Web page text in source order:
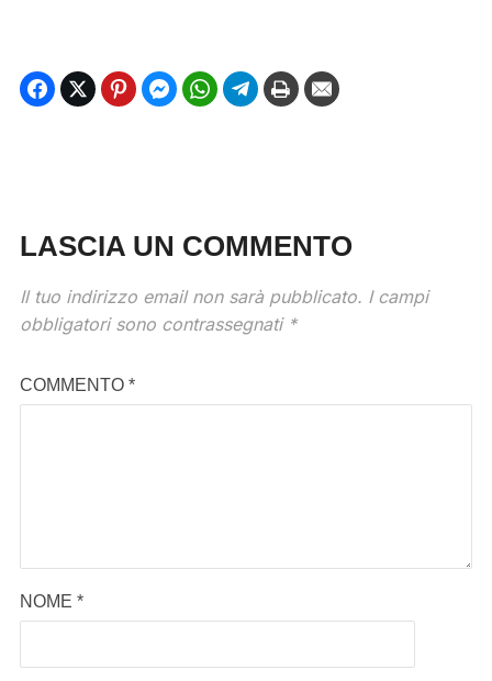
LASCIA UN COMMENTO
Il tuo indirizzo email non sarà pubblicato. I campi
obbligatori sono contrassegnati *
COMMENTO *
NOME *